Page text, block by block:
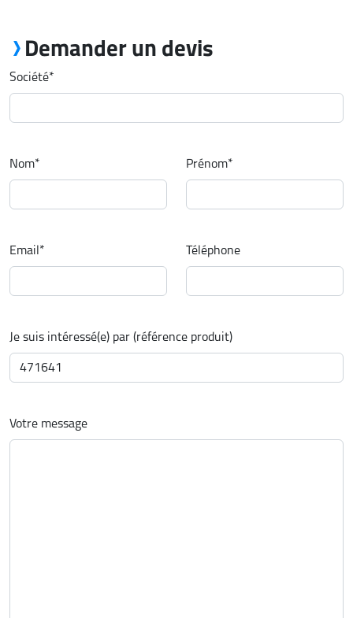
Demander un devis
Société*
Nom* Prénom*
Email* Téléphone
Je suis intéressé(e) par (référence produit)
Votre message